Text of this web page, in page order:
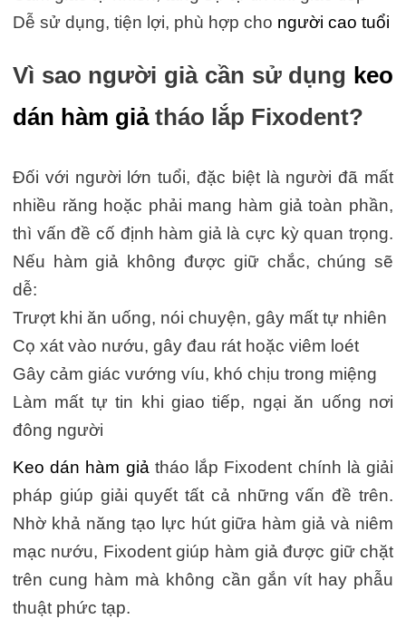
Dễ sử dụng, tiện lợi, phù hợp cho người cao tuổi
Vì sao người già cần sử dụng keo
dán hàm giảtháo lắp Fixodent?
Đối với người lớn tuổi, đặc biệt là người đã mất
nhiều răng hoặc phải mang hàm giả toàn phần,
thì vấn đề cố định hàm giả là cực kỳ quan trọng.
Nếu hàm giả không được giữ chắc, chúng sẽ
dễ:
Trượt khi ăn uống, nói chuyện, gây mất tự nhiên
Cọ xát vào nướu, gây đau rát hoặc viêm loét
Gây cảm giác vướng víu, khó chịu trong miệng
Làm mất tự tin khi giao tiếp, ngại ăn uống nơi
đông người
Keo dán hàm giả tháo lắp Fixodent chính là giải
pháp giúp giải quyết tất cả những vấn đề trên.
Nhờ khả năng tạo lực hút giữa hàm giả và niêm
mạc nướu, Fixodent giúp hàm giả được giữ chặt
trên cung hàm mà không cần gắn vít hay phẫu
thuật phức tạp.